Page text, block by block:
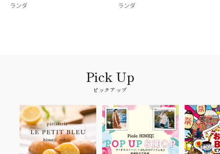
ランダ ランダ
ピックアップ